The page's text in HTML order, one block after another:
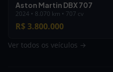
Aston Martin DBX 707
2024 • 8.070 km • 707 cv
R$ 3.800.000
Ver todos os veículos →